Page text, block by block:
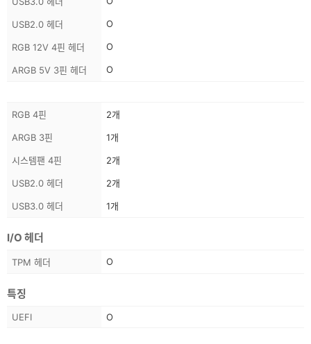
정
보
USB2.0 헤더 O
RGB 12V 4핀 헤더 O
ARGB 5V 3핀 헤더 O
스
정
보
RGB 4핀 2개
ARGB 3핀 1개
시스템팬 4핀 2개
USB2.0 헤더 2개
USB3.0 헤더 1개
I/O 헤더
스
정
TPM 헤더 O
특징
스
UEFI O